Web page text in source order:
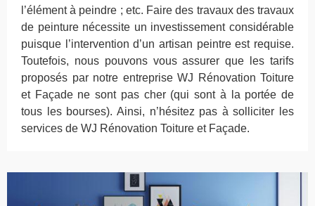
l’élément à peindre ; etc. Faire des travaux des travaux
de peinture nécessite un investissement considérable
puisque l’intervention d’un artisan peintre est requise.
Toutefois, nous pouvons vous assurer que les tarifs
proposés par notre entreprise WJ Rénovation Toiture
et Façade ne sont pas cher (qui sont à la portée de
tous les bourses). Ainsi, n’hésitez pas à solliciter les
services de WJ Rénovation Toiture et Façade.